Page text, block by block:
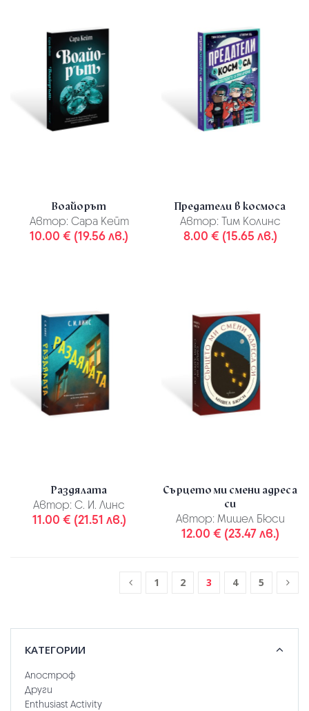
Воайорът
Автор: Сара Кейт
10.00 € (19.56 лв.)
Предатели в космоса
Автор: Тим Колинс
8.00 € (15.65 лв.)
Раздялата
Автор: С. И. Линс
11.00 € (21.51 лв.)
Сърцето ми смени адреса
си
Автор: Мишел Бюси
12.00 € (23.47 лв.)
1 2 3 4 5
КАТЕГОРИИ
Апостроф
Други
Enthusiast Activity